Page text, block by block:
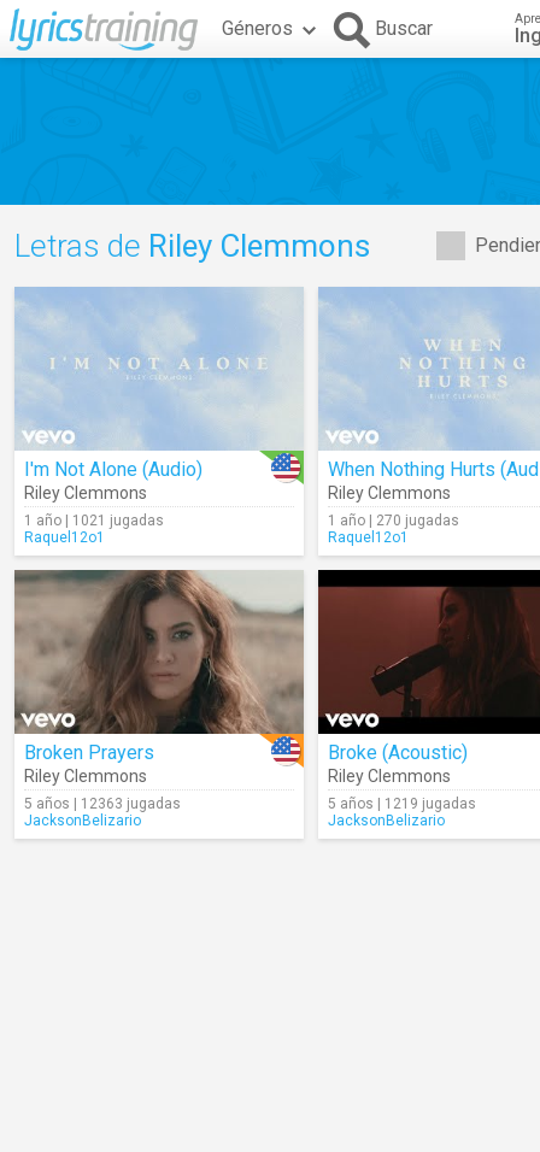
Géneros Buscar
Letras de Riley Clemmons
I'm Not Alone (Audio)
Riley Clemmons
1 año | 1021 jugadas
Raquel12o1
When Nothing Hurts
Riley Clemmons
1 año | 270 jugadas
Raquel12o1
Broken Prayers
Riley Clemmons
5 años | 12363 jugadas
JacksonBelizario
Broke (Acoustic)
Riley Clemmons
5 años | 1219 jugadas
JacksonBelizario